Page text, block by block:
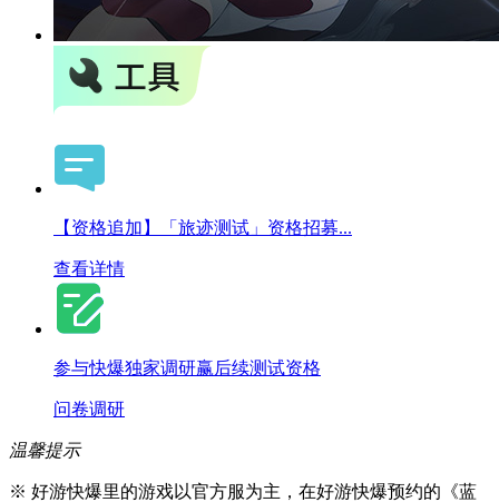
【资格追加】「旅迹测试」资格招募...
查看详情
参与快爆独家调研赢后续测试资格
问卷调研
温馨提示
※ 好游快爆里的游戏以官方服为主，在好游快爆预约的《蓝